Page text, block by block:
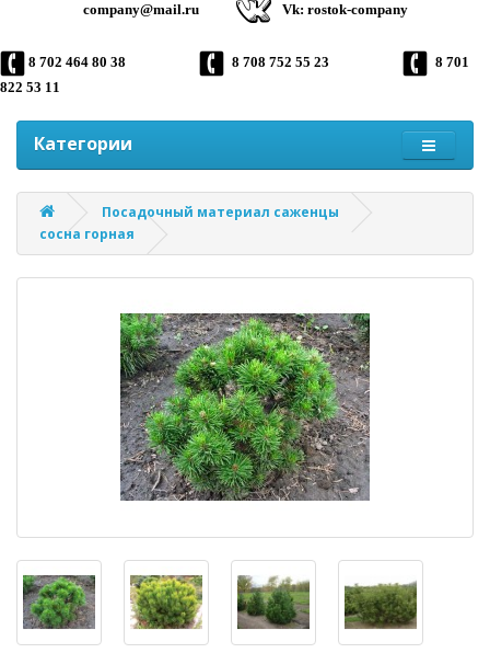
company@mail.ru Vk: rostok-company
8 702 464 80 38 8 708 752 55 23
8 701
822 53 11
Категории
Посадочный материал саженцы
сосна горная